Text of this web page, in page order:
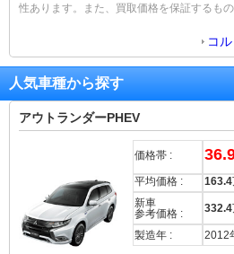
性あります。また、買取価格を保証するもの
コ
人気車種から探す
アウトランダーPHEV
価格帯 :
平均価格 : 163.4
新車
参考価格 :
332.4
製造年 : 2012